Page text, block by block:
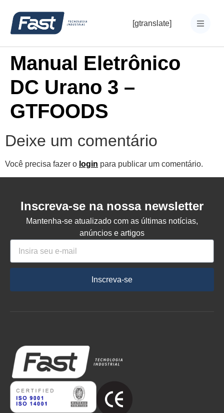
[gtranslate]
Manual Eletrônico
DC Urano 3 –
GTFOODS
Deixe um comentário
Você precisa fazer o login para publicar um comentário.
Inscreva-se na nossa newsletter
Mantenha-se atualizado com as últimas notícias,
anúncios e artigos
Inscreva-se